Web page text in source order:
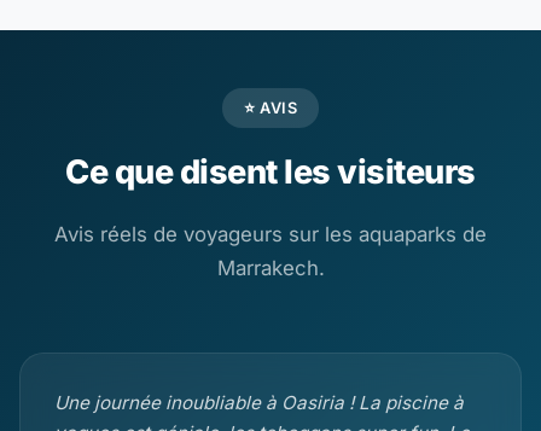
⭐ AVIS
Ce que disent les visiteurs
Avis réels de voyageurs sur les aquaparks de
Marrakech.
Une journée inoubliable à Oasiria ! La piscine à